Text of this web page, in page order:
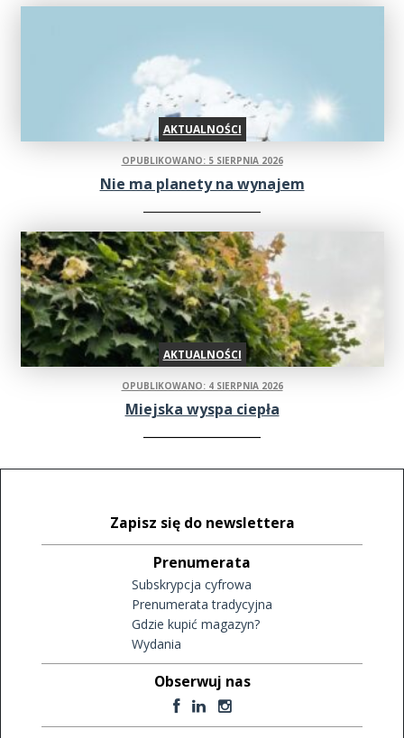
AKTUALNOŚCI
OPUBLIKOWANO: 5 SIERPNIA 2026
Nie ma planety na wynajem
AKTUALNOŚCI
OPUBLIKOWANO: 4 SIERPNIA 2026
Miejska wyspa ciepła
Zapisz się do newslettera
Prenumerata
Subskrypcja cyfrowa
Prenumerata tradycyjna
Gdzie kupić magazyn?
Wydania
Obserwuj nas